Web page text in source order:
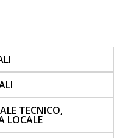
TECNICO,
LOCALE